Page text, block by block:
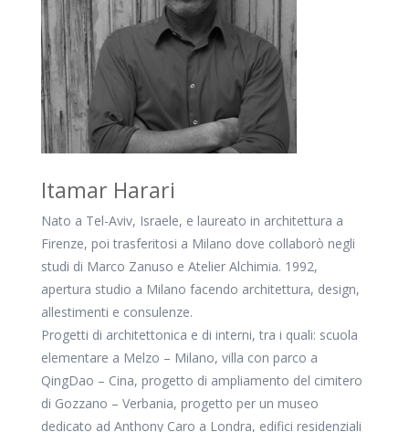
Itamar Harari
Nato a Tel-Aviv, Israele, e laureato in architettura a
Firenze, poi trasferitosi a Milano dove collaborò negli
studi di Marco Zanuso e Atelier Alchimia. 1992,
apertura studio a Milano facendo architettura, design,
allestimenti e consulenze.
Progetti di architettonica e di interni, tra i quali: scuola
elementare a Melzo – Milano, villa con parco a
QingDao – Cina, progetto di ampliamento del cimitero
di Gozzano – Verbania, progetto per un museo
dedicato ad Anthony Caro a Londra, edifici residenziali